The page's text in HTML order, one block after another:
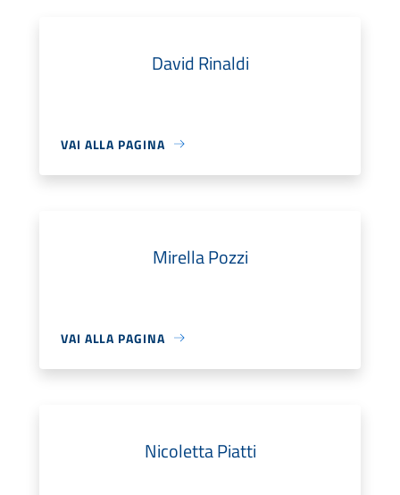
David Rinaldi
VAI ALLA PAGINA
Mirella Pozzi
VAI ALLA PAGINA
Nicoletta Piatti